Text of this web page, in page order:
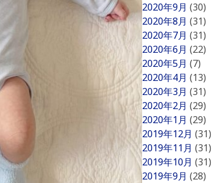
2020年9月 (30)
2020年8月 (31)
2020年7月 (31)
2020年6月 (22)
2020年5月 (7)
2020年4月 (13)
2020年3月 (31)
2020年2月 (29)
2020年1月 (29)
2019年12月 (31)
2019年11月 (31)
2019年10月 (31)
2019年9月 (28)